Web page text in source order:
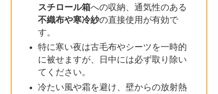
スチロール箱への収納、通気性のある
不織布や寒冷紗の直接使用が有効で
す。
特に寒い夜は古毛布やシーツを一時的
に被せますが、日中には必ず取り除い
てください。
冷たい風や霜を避け、壁からの放射熱